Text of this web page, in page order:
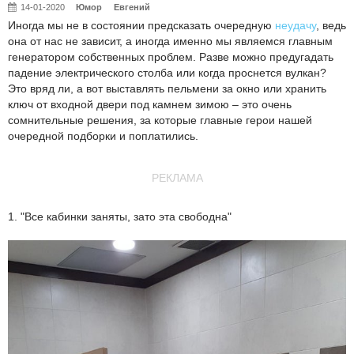
14-01-2020 Юмор Евгений
Иногда мы не в состоянии предсказать очередную неудачу, ведь
она от нас не зависит, а иногда именно мы являемся главным
генератором собственных проблем. Разве можно предугадать
падение электрического столба или когда проснется вулкан?
Это вряд ли, а вот выставлять пельмени за окно или хранить
ключ от входной двери под камнем зимою – это очень
сомнительные решения, за которые главные герои нашей
очередной подборки и поплатились.
РЕКЛАМА
1. "Все кабинки заняты, зато эта свободна"